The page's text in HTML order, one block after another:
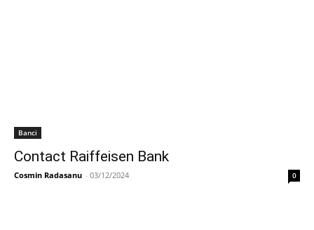
Banci
Contact Raiffeisen Bank
Cosmin Radasanu - 03/12/2024 0